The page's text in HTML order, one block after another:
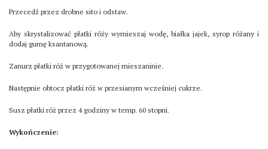
Przecedź przez drobne sito i odstaw.
Aby skrystalizować płatki róży wymieszaj wodę, białka jajek, syrop różany i
dodaj gumę ksantanową.
Zanurz płatki róż w przygotowanej mieszaninie.
Następnie obtocz płatki róż w przesianym wcześniej cukrze.
Susz płatki róż przez 4 godziny w temp. 60 stopni.
Wykończenie: